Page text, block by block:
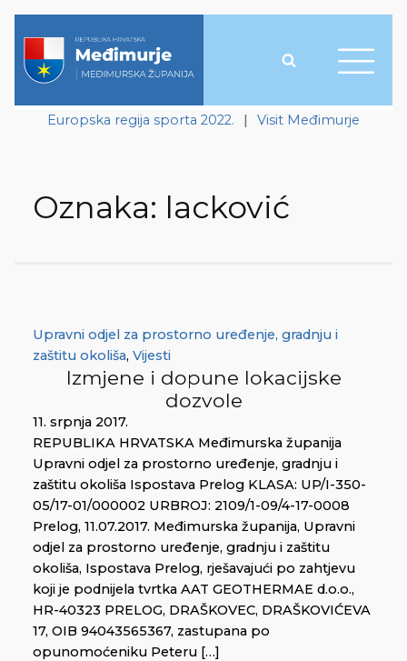
Europska regija sporta 2022. | Visit Međimurje
Oznaka: lacković
Upravni odjel za prostorno uređenje, gradnju i
zaštitu okoliša, Vijesti
Izmjene i dopune lokacijske
dozvole
11. srpnja 2017.
REPUBLIKA HRVATSKA Međimurska županija
Upravni odjel za prostorno uređenje, gradnju i
zaštitu okoliša Ispostava Prelog KLASA: UP/I-350-
05/17-01/000002 URBROJ: 2109/1-09/4-17-0008
Prelog, 11.07.2017. Međimurska županija, Upravni
odjel za prostorno uređenje, gradnju i zaštitu
okoliša, Ispostava Prelog, rješavajući po zahtjevu
koji je podnijela tvrtka AAT GEOTHERMAE d.o.o.,
HR-40323 PRELOG, DRAŠKOVEC, DRAŠKOVIĆEVA
17, OIB 94043565367, zastupana po
opunomoćeniku Peteru […]